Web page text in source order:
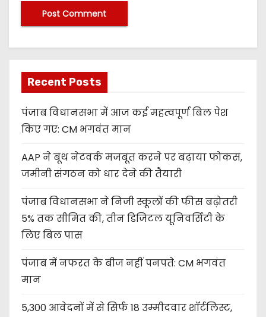
Recent Posts
पंजाब विधानसभा में आज कई महत्वपूर्ण बिल पेश
किए गए: CM भगवंत मान
AAP ने बूथ नेटवर्क मजबूत करने पर बढ़ाया फोकस,
जमीनी संगठन को धार देने की तैयारी
पंजाब विधानसभा ने निजी स्कूलों की फीस बढ़ोतरी
5% तक सीमित की, तीन डिजिटल यूनिवर्सिटी के
लिए बिल पास
पंजाब में नफरत के बीज नहीं पनपते: CM भगवंत
मान
5,300 आवेदनों में से सिर्फ 18 उम्मीदवार शॉर्टलिस्ट,